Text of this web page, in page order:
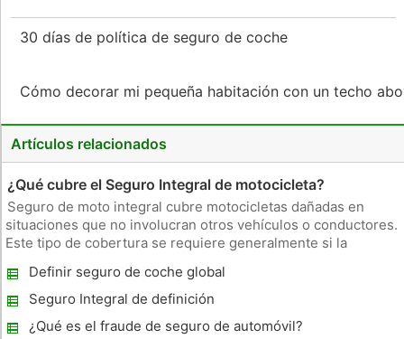
30 días de política de seguro de coche
Cómo decorar mi pequeña habitación con un techo
Artículos relacionados
¿Qué cubre el Seguro Integral de motocicleta?
Seguro de moto integral cubre motocicletas dañadas en
situaciones que no involucran otros vehículos o conductores.
Este tipo de cobertura se requiere generalmente si la
de seguros suelen ofrecer tasas más bajas si el propietario
de la motocicle
Definir seguro de coche global
Seguro Integral de definición
¿Qué es el fraude de seguro de automóvil?